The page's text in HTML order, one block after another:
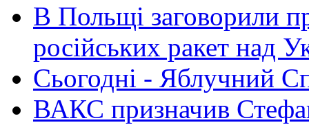
В Польщі заговорили
російських ракет над
Сьогодні - Яблучний
ВАКС призначив